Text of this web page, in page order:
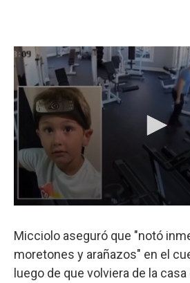
Micciolo aseguró que "notó
moretones y arañazos" en el
luego de que volviera de la